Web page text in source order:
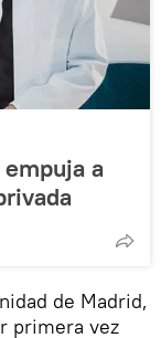
a
de Madrid,
primera vez